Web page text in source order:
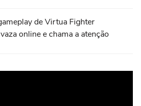
de Virtua Fighter
online e chama a atenção